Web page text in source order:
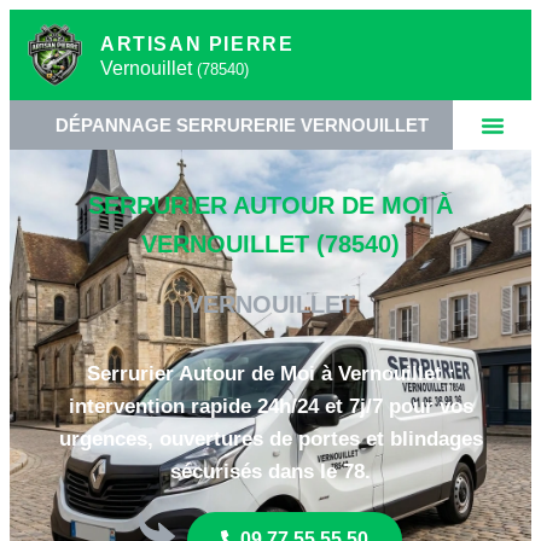
ARTISAN PIERRE
Vernouillet (78540)
SERRURERIE VERNOUILLET •
SERRURIER AUTOUR DE MOI À
VERNOUILLET (78540)
VERNOUILLET
Serrurier Autour de Moi à Vernouillet :
intervention rapide 24h/24 et 7j/7 pour vos
urgences, ouvertures de portes et blindages
sécurisés dans le 78.